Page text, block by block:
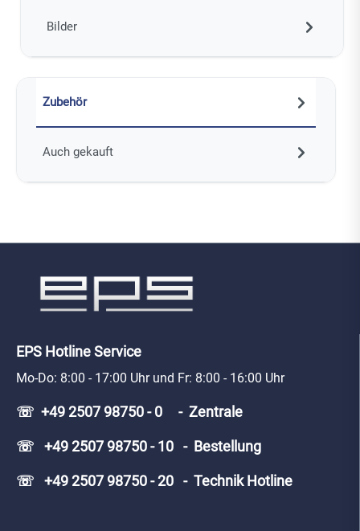
Bilder
Zubehör
Auch gekauft
EPS Hotline Service
Mo-Do: 8:00 - 17:00 Uhr und Fr: 8:00 - 16:00 Uhr
☏ +49 2507 98750 - 0 - Zentrale
☏ +49 2507 98750 - 10 - Bestellung
☏ +49 2507 98750 - 20 - Technik Hotline